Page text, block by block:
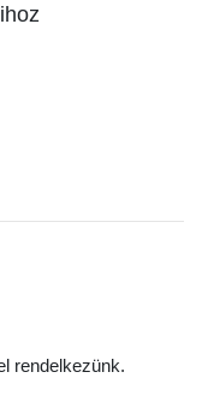
rendelkezünk.